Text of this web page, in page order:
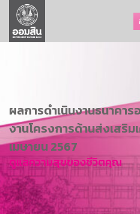
ลูกค้าธุรกิจ
ลูกค้าผู้ประกอบรายย่อย
เกี่ยวกับธนาคาร
การพัฒนาที่ยั่งยืน
ข่าวสาร
บริการทางการเงิน
อื่นๆ
ติดต่อเรา
ผลการดำเนินงานธนาคา
งานโครงการด้านส่งเสริ
เมษายน 2567
ดูแลความสุขของชีวิตคุณ